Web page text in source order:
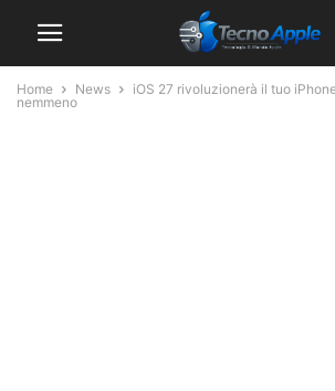
Home News
iOS 27 rivoluzionerà il tuo
nemmeno